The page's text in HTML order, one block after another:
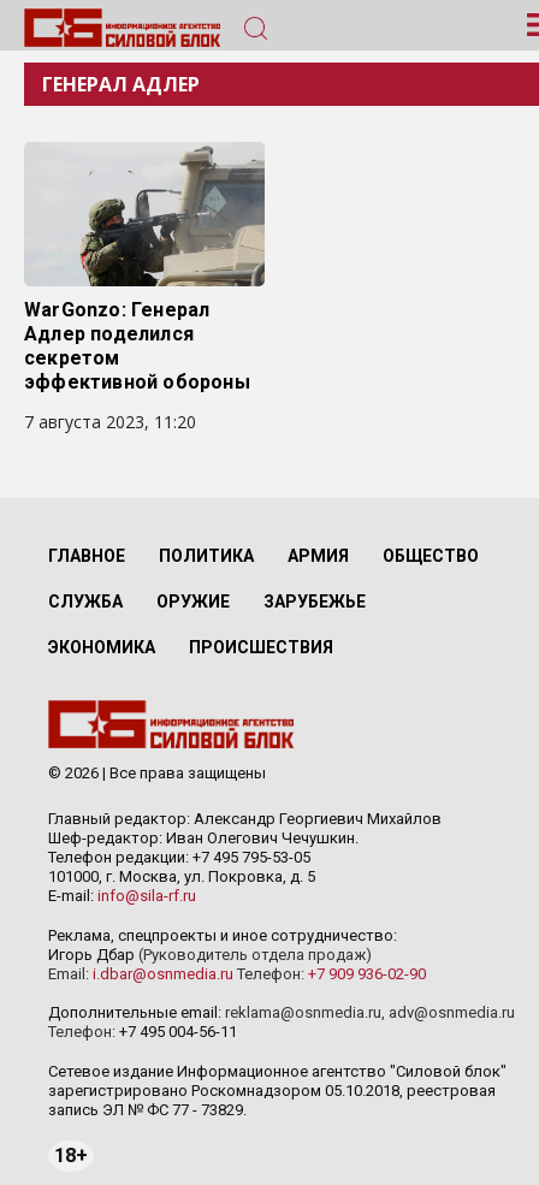
ГЕНЕРАЛ АДЛЕР
WarGonzo: Генерал
Адлер поделился
секретом
эффективной обороны
7 августа 2023, 11:20
ГЛАВНОЕ ПОЛИТИКА АРМИЯ ОБЩЕСТВО
СЛУЖБА ОРУЖИЕ ЗАРУБЕЖЬЕ
ЭКОНОМИКА ПРОИСШЕСТВИЯ
© 2026 | Все права защищены
Главный редактор: Александр Георгиевич Михайлов
Шеф-редактор: Иван Олегович Чечушкин.
Телефон редакции: +7 495 795-53-05
101000, г. Москва, ул. Покровка, д. 5
E-mail: info@sila-rf.ru
Реклама, спецпроекты и иное сотрудничество:
Игорь Дбар (Руководитель отдела продаж)
Email: i.dbar@osnmedia.ru Телефон: +7 909 936-02-90
Дополнительные email: reklama@osnmedia.ru, adv@osnmedia.ru
Телефон: +7 495 004-56-11
Сетевое издание Информационное агентство "Силовой блок"
зарегистрировано Роскомнадзором 05.10.2018, реестровая
запись ЭЛ № ФС 77 - 73829.
18+